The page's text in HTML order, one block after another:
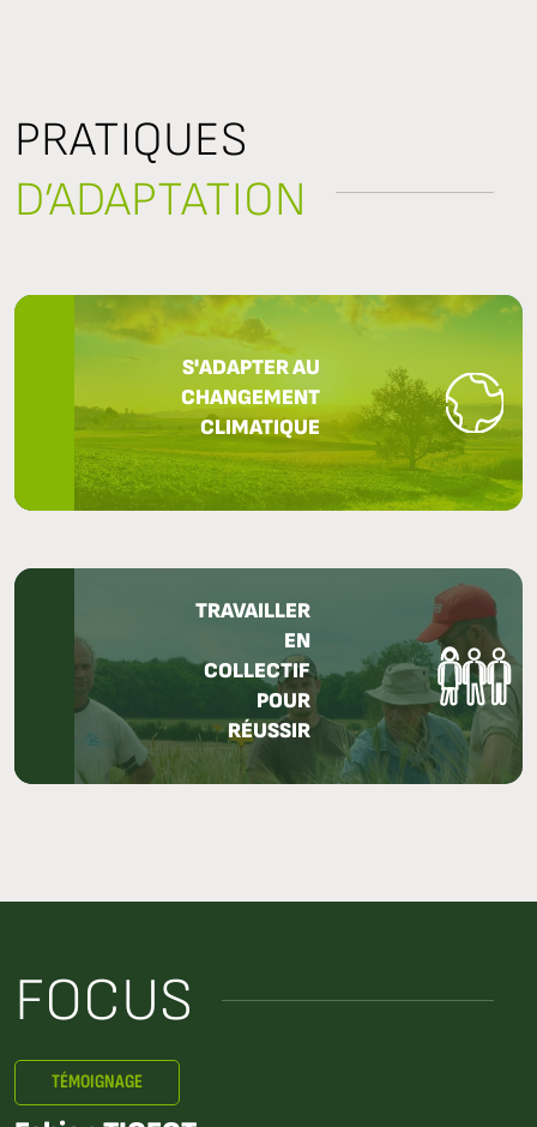
PRATIQUES
D’ADAPTATION
S'ADAPTER AU
CHANGEMENT
CLIMATIQUE
TRAVAILLER
EN
COLLECTIF
POUR
RÉUSSIR
FOCUS
TÉMOIGNAGE